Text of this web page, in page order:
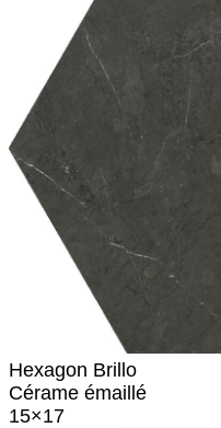
Hexagon Brillo
Cérame émaillé
15×17